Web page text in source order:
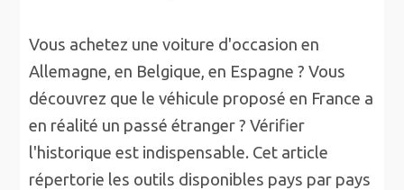
Vous achetez une voiture d'occasion en
Allemagne, en Belgique, en Espagne ? Vous
découvrez que le véhicule proposé en France a
en réalité un passé étranger ? Vérifier
l'historique est indispensable. Cet article
répertorie les outils disponibles pays par pays